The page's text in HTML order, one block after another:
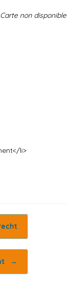
Carte non disponible
li>
→